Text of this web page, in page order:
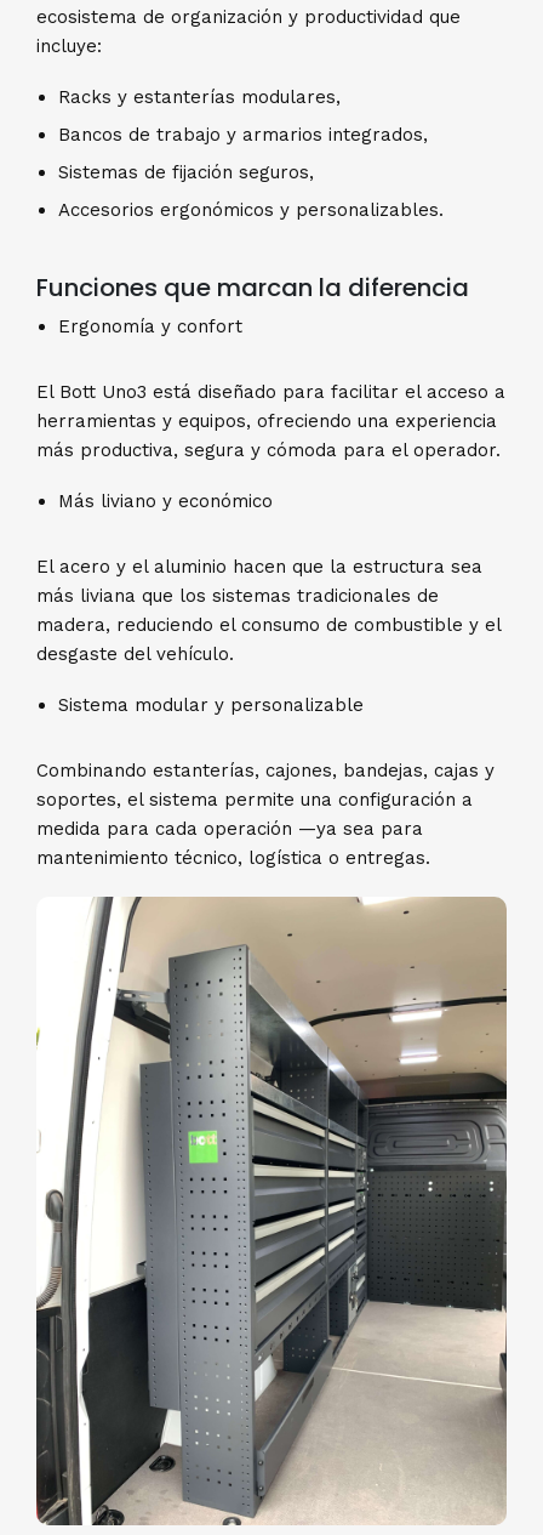
ecosistema de organización y productividad que
incluye:
Racks y estanterías modulares,
Bancos de trabajo y armarios integrados,
Sistemas de fijación seguros,
Accesorios ergonómicos y personalizables.
Funciones que marcan la diferencia
Ergonomía y confort
El Bott Uno3 está diseñado para facilitar el acceso a
herramientas y equipos, ofreciendo una experiencia
más productiva, segura y cómoda para el operador.
Más liviano y económico
El acero y el aluminio hacen que la estructura sea
más liviana que los sistemas tradicionales de
madera, reduciendo el consumo de combustible y el
desgaste del vehículo.
Sistema modular y personalizable
Combinando estanterías, cajones, bandejas, cajas y
soportes, el sistema permite una configuración a
medida para cada operación —ya sea para
mantenimiento técnico, logística o entregas.